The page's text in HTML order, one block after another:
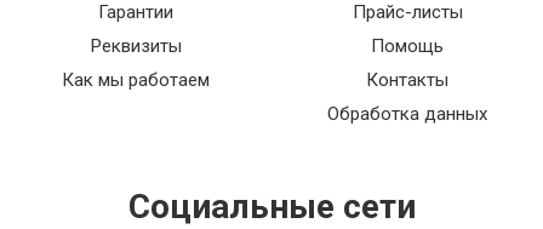
Гарантии
Реквизиты
Как мы работаем
Прайс-листы
Помощь
Контакты
Обработка данных
Социальные сети